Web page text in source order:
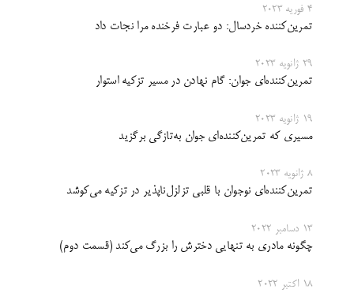
4 فوریه 2023
تمرین‌کننده خردسال: دو عبارت فرخنده مرا نجات داد
29 ژانویه 2023
تمرین‌کننده‌ای جوان: گام نهادن در مسیر تزکیه استوار
19 ژانویه 2023
مسیری که تمرین‌کننده‌ای جوان به‌تازگی برگزید
8 ژانویه 2023
تمرین‌کننده‌ای نوجوان با قلبی تزلزل‌ناپذیر در تزکیه می‌کوشد
13 دسامبر 2022
چگونه مادری به تنهایی دخترش را بزرگ می‌کند (قسمت دوم)
18 اکتبر 2022